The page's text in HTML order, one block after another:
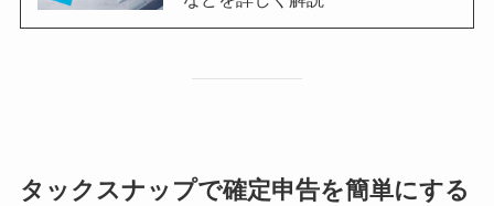
タックスナップで確定申告を簡単にする